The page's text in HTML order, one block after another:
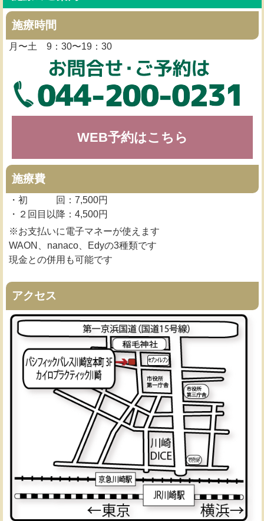
施療時間
月〜土 9：30〜19：30
WEB予約はこちら
施療費
・初 回：7,500円
・２回目以降：4,500円
※お支払いに電子マネーが使えます
WAON、nanaco、Edyの3種類です
現金との併用も可能です
アクセス